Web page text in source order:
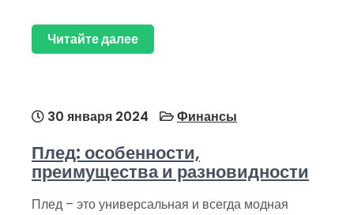
Читайте далее
30 января 2024 Финансы
Плед: особенности,
преимущества и разновидности
Плед – это универсальная и всегда модная